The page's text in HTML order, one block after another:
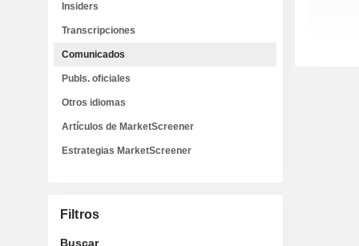
Insiders
Transcripciones
Comunicados
Publs. oficiales
Otros idiomas
Artículos de MarketScreener
Estrategias MarketScreener
Filtros
Buscar